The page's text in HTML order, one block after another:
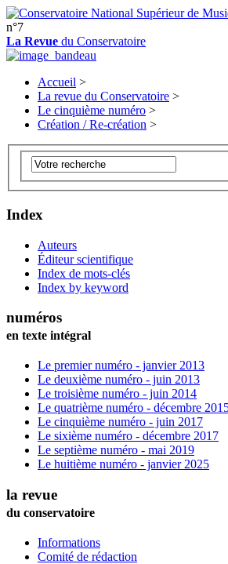
n°7
La Revue du Conservatoire
Accueil >
La revue du Conservatoire >
Le cinquième numéro >
Création / Re-création >
Index
Auteurs
Éditeur scientifique
Index de mots-clés
Index by keyword
numéros
en texte intégral
Le premier numéro - janvier 2013
Le deuxième numéro - juin 2013
Le troisième numéro - juin 2014
Le quatrième numéro - décembre
Le cinquième numéro - juin 2017
Le sixième numéro - décembre 2017
Le septième numéro - mai 2019
Le huitième numéro - janvier 2025
la revue
du conservatoire
Informations
Comité de rédaction